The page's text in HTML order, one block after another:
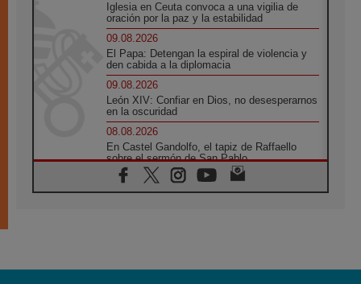
Iglesia en Ceuta convoca a una vigilia de
oración por la paz y la estabilidad
09.08.2026
El Papa: Detengan la espiral de violencia y
den cabida a la diplomacia
09.08.2026
León XIV: Confiar en Dios, no desesperarnos
en la oscuridad
08.08.2026
En Castel Gandolfo, el tapiz de Raffaello
sobre el sermón de San Pablo
08.08.2026
En Colombia, «la paz no se compra con una
08.08.2026